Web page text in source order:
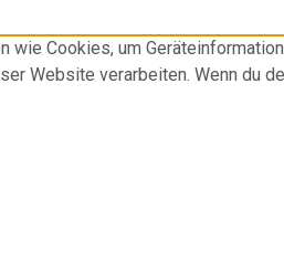
Cookies, um
Website verarbeiten. Wenn du